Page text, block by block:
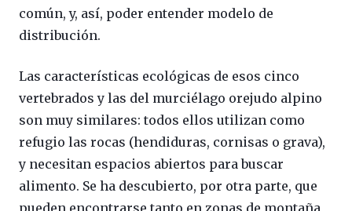
común, y, así, poder entender modelo de
distribución.
Las características ecológicas de esos cinco
vertebrados y las del murciélago orejudo alpino
son muy similares: todos ellos utilizan como
refugio las rocas (hendiduras, cornisas o grava),
y necesitan espacios abiertos para buscar
alimento. Se ha descubierto, por otra parte, que
pueden encontrarse tanto en zonas de montaña